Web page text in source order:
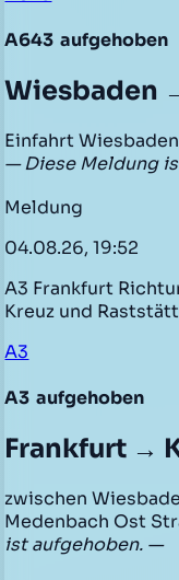
A643 aufgehoben
Wiesbaden
Einfahrt
— Diese Meldung
Meldung
04.08.26, 19:52
A3 Frankfurt
Kreuz und
A3
A3 aufgehoben
Frankfurt →
zwischen
Medenbach Ost
ist aufgehoben. —